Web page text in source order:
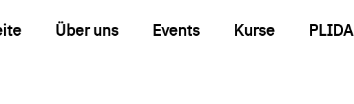
Über uns Events Kurse PLIDA